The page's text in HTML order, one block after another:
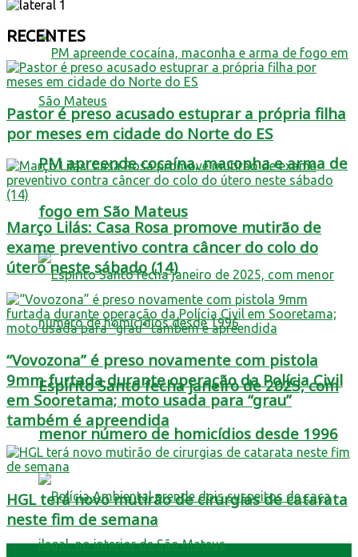
PM apreende cocaína, maconha e arma de
fogo em São Mateus
Espírito Santo fecha janeiro de 2025, com
menor número de homicídios desde 1996
RECENTES
Pastor é preso acusado estuprar a própria filha
por meses em cidade do Norte do ES
Março Lilás: Casa Rosa promove mutirão de
exame preventivo contra câncer do colo do
útero neste sábado (14)
“Vovozona” é preso novamente com pistola
9mm furtada durante operação da Polícia Civil
em Sooretama; moto usada para “grau”
também é apreendida
HGL terá novo mutirão de cirurgias de catarata
neste fim de semana